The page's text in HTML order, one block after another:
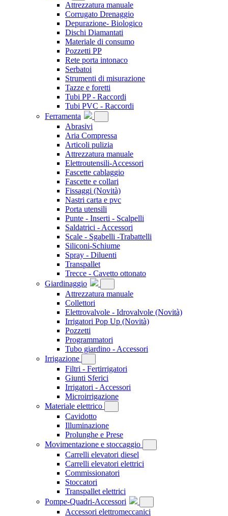
Attrezzatura manuale
Corrugato Drenaggio
Depurazione- Biologico
Dischi Diamantati
Materiale di consumo
Pozzetti PP
Rete porta intonaco
Serbatoi
Strumenti di misurazione
Tazze e foretti
Tubi PP - Raccordi
Tubi PVC - Raccordi
Ferramenta
Abrasivi
Aria Compressa
Articoli pulizia
Attrezzatura manuale
Elettroutensili-Accessori
Fascette cablaggio
Fascette e collari
Fissaggi (Novità)
Nastri carta e pvc
Porta utensili
Punte - Inserti - Scalpelli
Saldatrici - Accessori
Scale - Sgabelli -Trabattelli
Siliconi-Schiume
Spray - Diluenti
Transpallet
Trecce - Cavetto ottonato
Giardinaggio
Attrezzatura manuale
Collettori
Elettrovalvole - Idrovalvole (Novità)
Irrigatori Pop Up (Novità)
Pozzetti
Programmatori
Tubo giardino - Accessori
Irrigazione
Filtri - Fertirrigatori
Giunti Sferici
Irrigatori - Accessori
Microirrigazione
Materiale elettrico
Cavidotto
Illuminazione
Prolunghe e Prese
Movimentazione e stoccaggio
Carrelli elevatori diesel
Carrelli elevatori elettrici
Commissionatori
Stoccatori
Transpallet elettrici
Pompe-Quadri-Accessori
Accessori elettromeccanici